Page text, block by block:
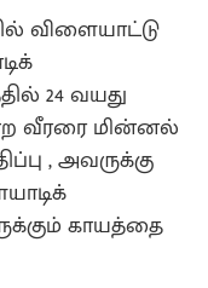
விளையாட்டு
24 வயது
வீரரை மின்னல்
, அவருக்கு
காயத்தை